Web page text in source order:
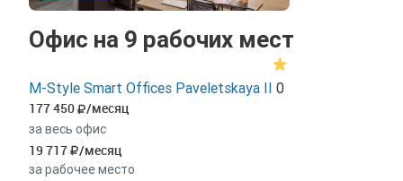
Офис на 9 рабочих мест
M-Style Smart Offices Paveletskaya II 0
177 450 /месяц
за весь офис
19 717 /месяц
за рабочее место